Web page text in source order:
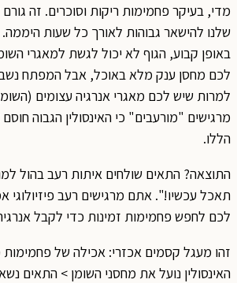
מדי, בעיקר פחמימות ריקות וסוכרים. זה גורם
שלנו להישאר גבוהות לאורך כל שעות היממה.
באופן קבוע, הגוף לא יכול לגשת למאגרי
לכם מחסן ענק מלא באוכל, אבל המפתח
למרות שיש לכם מאגרי אנרגיה עצומים
מרגישים "מורעבים" כי האינסולין הגבוה
הללו.
התוצאה? התאים שולחים איתות רעב בהול
תאכל עכשיו!". אתם מרגישים רעב פיזיולוגי
לכם לחפש פחמימות זמינות כדי לקבל
זהו מעגל קסמים אכזרי: אכילה של פחמימות
האינסולין נועל את מחסני השומן > התאים